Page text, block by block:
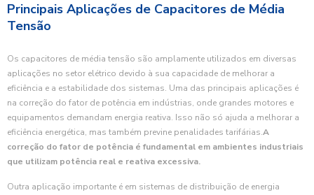
Principais Aplicações de Capacitores de Média
Tensão
Os capacitores de média tensão são amplamente utilizados em diversas
aplicações no setor elétrico devido à sua capacidade de melhorar a
eficiência e a estabilidade dos sistemas. Uma das principais aplicações é
na correção do fator de potência em indústrias, onde grandes motores e
equipamentos demandam energia reativa. Isso não só ajuda a melhorar a
eficiência energética, mas também previne penalidades tarifárias.A
correção do fator de potência é fundamental em ambientes industriais
que utilizam potência real e reativa excessiva.
Outra aplicação importante é em sistemas de distribuição de energia